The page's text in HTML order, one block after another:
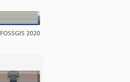
FOSSGIS 2020